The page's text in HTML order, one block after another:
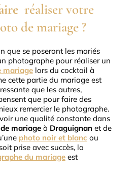
réaliser votre
de mariage ?
que se poseront les mariés
photographe pour réaliser un
mariagelors du cocktail à
cette partie du mariage est
que les autres,
que pour faire des
remercier le photographe.
une qualité constante dans
mariageà Draguignanet de
photo noir et blanc ou
prise avec succès, la
du mariageest